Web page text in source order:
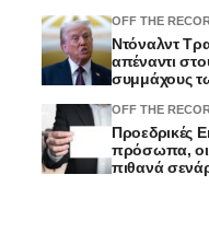
OFF THE
Ντόναλντ
απέναντι
συμμάχους
OFF THE
Προεδρικές
πρόσωπα, οι
πιθανά